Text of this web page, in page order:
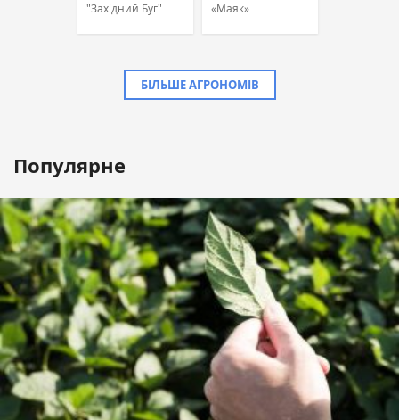
"Західний Буг"
«Маяк»
БІЛЬШЕ АГРОНОМІВ
Популярне